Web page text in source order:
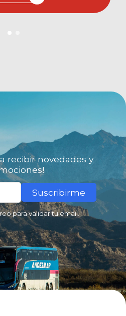
recibir novedades y
Suscribirme
para validar tu email.